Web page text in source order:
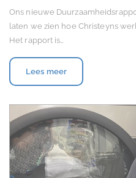
Ons nieuwe
laten we zien hoe Christeyns
Het rapport is…
Lees meer